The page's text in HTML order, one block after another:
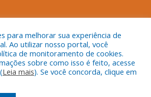
Acessar Área Administrativa
Acessar o Webmail
para melhorar sua experiência de
Ao utilizar nosso portal, você
de monitoramento de cookies.
sobre como isso é feito, acesse
Leia mais). Se você concorda, clique em